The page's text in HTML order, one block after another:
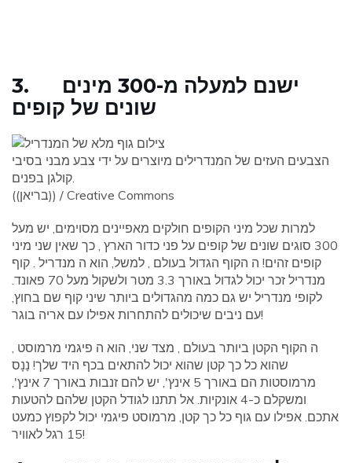
3. ישנם למעלה מ-300 מינים
שונים של קופים
הצבעים העזים של המנדרילים מיוצרים על ידי צבע מבני בסיבי
קולגן בפנים.
((בריאן)) / Creative Commons
למרות שכל מיני הקופים חולקים מאפיינים מסוימים, יש מעל
300 סוגים שונים של קופים על פני כדור הארץ , כך שאין שני מיני
קופים זהים! ה הקוף הגדול בעולם , למשל, הוא ה מנדריל . קוף
מנדריל זכר יכול לגדול באורך 3.3 מטר ולשקול מעל 70 פאונד.
לקופי מנדריל יש גם כמה מהגדולים ביותר שיני קוף שם בחוץ,
עם ניבים שיכולים להתחרות אפילו עם אריה בוגר!
ה הקוף הקטן ביותר בעולם , מצד שני, הוא ה פיגמי מרמוסט ,
שהוא כל כך קטן שהוא יכול להתאים בכף היד שלך! נַנָס
מרמוסטות הם באורך 5 אינץ', יש להם זנבות באורך 7 אינץ',
ומשקלם כ-4 אונקיות. אל תתנו לגודל הקטן שלהם להטעות
אתכם. אפילו עם גוף כל כך קטן, מרמוסט פיגמי יכול לקפוץ כמעט
15 רגל לאוויר!